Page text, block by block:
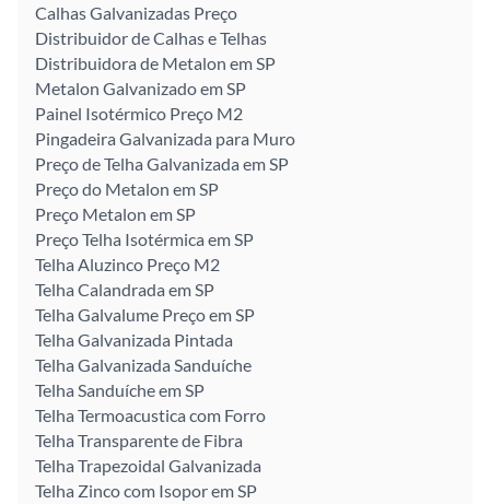
Calhas Galvanizadas Preço
Distribuidor de Calhas e Telhas
Distribuidora de Metalon em SP
Metalon Galvanizado em SP
Painel Isotérmico Preço M2
Pingadeira Galvanizada para Muro
Preço de Telha Galvanizada em SP
Preço do Metalon em SP
Preço Metalon em SP
Preço Telha Isotérmica em SP
Telha Aluzinco Preço M2
Telha Calandrada em SP
Telha Galvalume Preço em SP
Telha Galvanizada Pintada
Telha Galvanizada Sanduíche
Telha Sanduíche em SP
Telha Termoacustica com Forro
Telha Transparente de Fibra
Telha Trapezoidal Galvanizada
Telha Zinco com Isopor em SP